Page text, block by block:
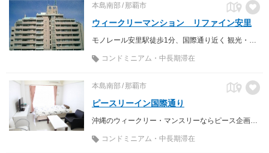
本島南部 那覇市
ウィークリーマンション リファイン安里
コンドミニアム・中長期滞在
本島南部 那覇市
ピースリーイン国際通り
沖縄のウィークリー・マンスリーならピース企画へお任せを！ 設備付きでバック1つで即入居可能！
コンドミニアム・中長期滞在